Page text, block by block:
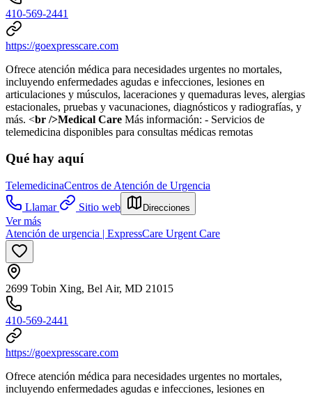
410-569-2441
https://goexpresscare.com
Ofrece atención médica para necesidades urgentes no mortales,
incluyendo enfermedades agudas e infecciones, lesiones en
articulaciones y músculos, laceraciones y quemaduras leves, alergias
estacionales, pruebas y vacunaciones, diagnósticos y radiografías, y
más. <br />Medical Care Más información: - Servicios de
telemedicina disponibles para consultas médicas remotas
Qué hay aquí
TelemedicinaCentros de Atención de Urgencia
Llamar
Sitio web Direcciones
Ver más
Atención de urgencia | ExpressCare Urgent Care
2699 Tobin Xing, Bel Air, MD 21015
410-569-2441
https://goexpresscare.com
Ofrece atención médica para necesidades urgentes no mortales,
incluyendo enfermedades agudas e infecciones, lesiones en